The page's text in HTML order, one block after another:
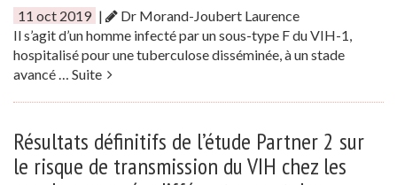
11 oct 2019 |
Dr Morand-Joubert Laurence
Il s’agit d’un homme infecté par un sous-type F du VIH-1,
hospitalisé pour une tuberculose disséminée, à un stade
avancé … Suite
Résultats définitifs de l’étude Partner 2 sur
le risque de transmission du VIH chez les